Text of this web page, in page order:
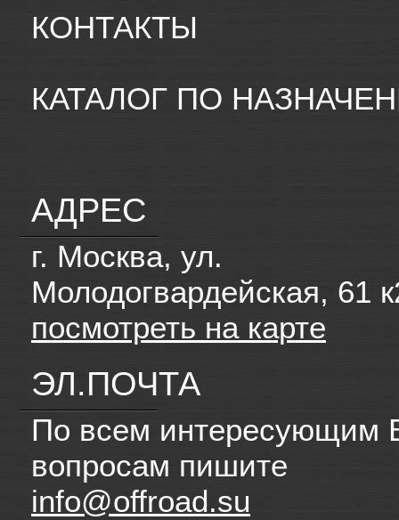
КОНТАКТЫ
КАТАЛОГ ПО
АДРЕС
г. Москва, ул.
Молодогвардейская, 61
посмотреть на карте
ЭЛ.ПОЧТА
По всем интересующим
вопросам пишите
info@offroad.su